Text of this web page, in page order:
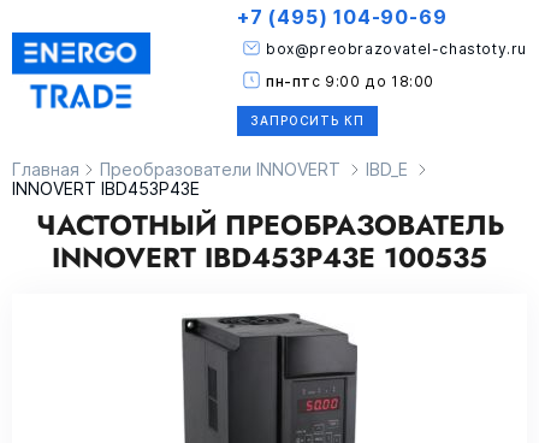
ЗАПРОСИТЬ КП
box@preobrazovatel-chastoty.ru
+7 (495) 104-90-69
пн-пт с 9:00 до 18:00
Главная Преобразователи INNOVERT
IBD_E
INNOVERT IBD453P43E
ЧАСТОТНЫЙ ПРЕОБРАЗОВАТЕЛЬ
INNOVERT IBD453P43E 100535